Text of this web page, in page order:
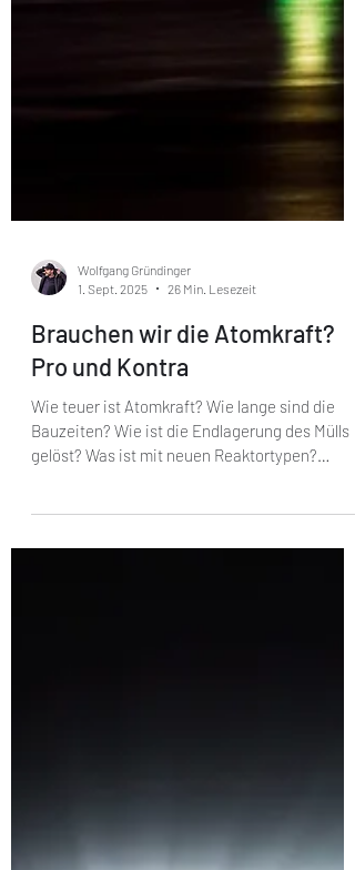
Wolfgang Gründinger
1. Sept. 2025
26 Min. Lesezeit
Brauchen wir die Atomkraft?
Pro und Kontra
Bauzeiten? Wie ist die Endlagerung des Mülls
gelöst? Was ist mit neuen Reaktortypen?